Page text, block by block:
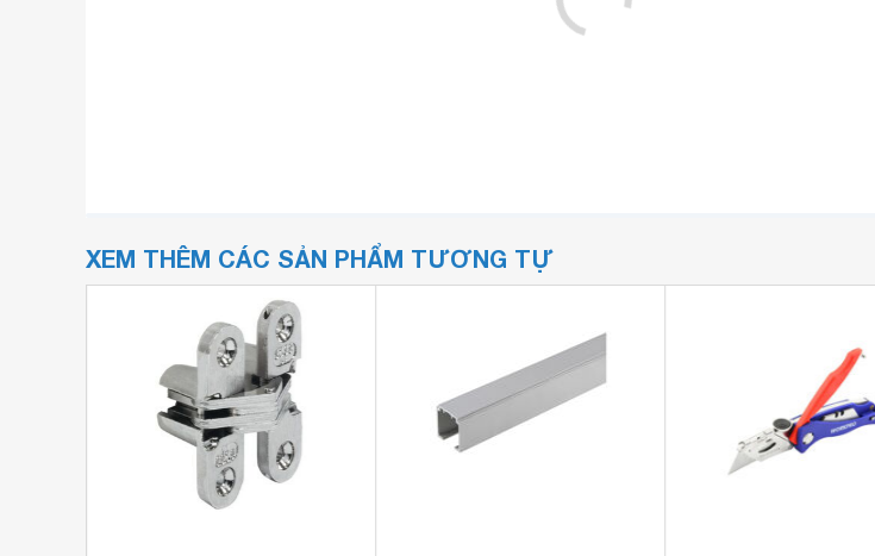
XEM THÊM CÁC SẢN PHẨM TƯƠNG TỰ